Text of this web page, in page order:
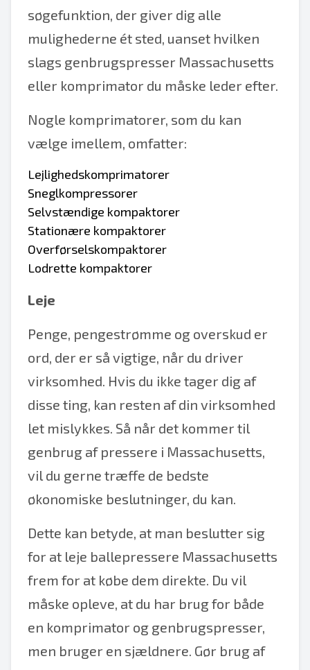
søgefunktion, der giver dig alle
mulighederne ét sted, uanset hvilken
slags genbrugspresser Massachusetts
eller komprimator du måske leder efter.
Nogle komprimatorer, som du kan
vælge imellem, omfatter:
Lejlighedskomprimatorer
Sneglkompressorer
Selvstændige kompaktorer
Stationære kompaktorer
Overførselskompaktorer
Lodrette kompaktorer
Leje
Penge, pengestrømme og overskud er
ord, der er så vigtige, når du driver
virksomhed. Hvis du ikke tager dig af
disse ting, kan resten af din virksomhed
let mislykkes. Så når det kommer til
genbrug af pressere i Massachusetts,
vil du gerne træffe de bedste
økonomiske beslutninger, du kan.
Dette kan betyde, at man beslutter sig
for at leje ballepressere Massachusetts
frem for at købe dem direkte. Du vil
måske opleve, at du har brug for både
en komprimator og genbrugspresser,
men bruger en sjældnere. Gør brug af